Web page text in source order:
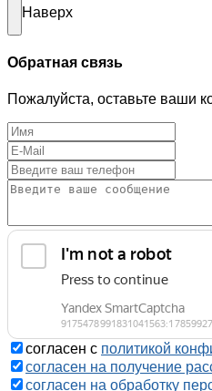
Наверх
Обратная связь
Пожалуйста, оставьте ваши
согласен с политикой
согласен на получение
согласен на обработку